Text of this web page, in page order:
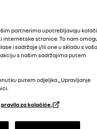
partnerima upotrebljavaju
stranice. To nam
i sadržaje i/ili one u skladu s
s našim sadržajima putem
putem odjeljka „Upravljanje
pravila za kolačiće.